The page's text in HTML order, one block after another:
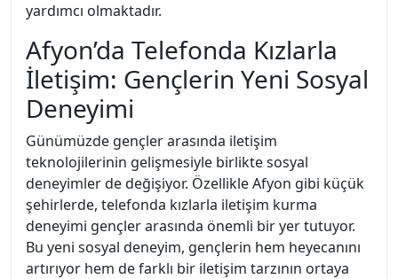
yardımcı olmaktadır.
Afyon’da Telefonda Kızlarla
İletişim: Gençlerin Yeni Sosyal
Deneyimi
Günümüzde gençler arasında iletişim
teknolojilerinin gelişmesiyle birlikte sosyal
deneyimler de değişiyor. Özellikle Afyon gibi küçük
şehirlerde, telefonda kızlarla iletişim kurma
deneyimi gençler arasında önemli bir yer tutuyor.
Bu yeni sosyal deneyim, gençlerin hem heyecanını
artırıyor hem de farklı bir iletişim tarzının ortaya